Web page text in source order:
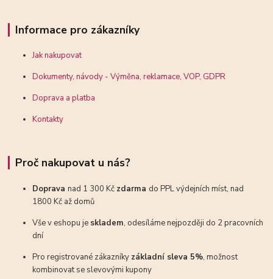
Informace pro zákazníky
Jak nakupovat
Dokumenty, návody - Výměna, reklamace, VOP, GDPR
Doprava a platba
Kontakty
Proč nakupovat u nás?
Dopravanad 1 300 Kč zdarma do PPL výdejních míst, nad
1800 Kč až domů
Vše v eshopu je skladem, odesíláme nejpozději do 2 pracovních
dní
Pro registrované zákazníky základní sleva 5%, možnost
kombinovat se slevovými kupony